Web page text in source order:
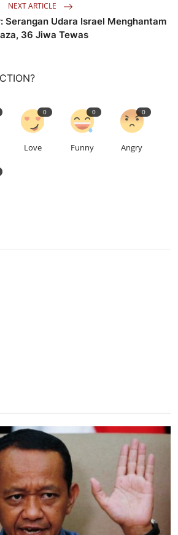
NEXT ARTICLE
Serangan Udara Israel Menghantam
36 Jiwa Tewas
0
Love
0
Funny
0
Angry